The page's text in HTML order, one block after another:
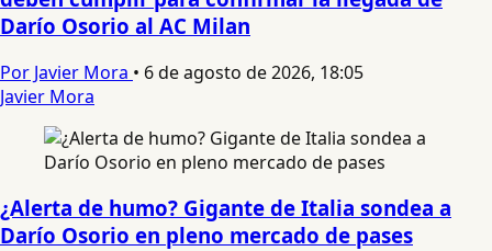
Darío Osorio al AC Milan
Por Javier Mora • 6 de agosto de 2026, 18:05
Javier Mora
¿Alerta de humo? Gigante de Italia sondea a
Darío Osorio en pleno mercado de pases